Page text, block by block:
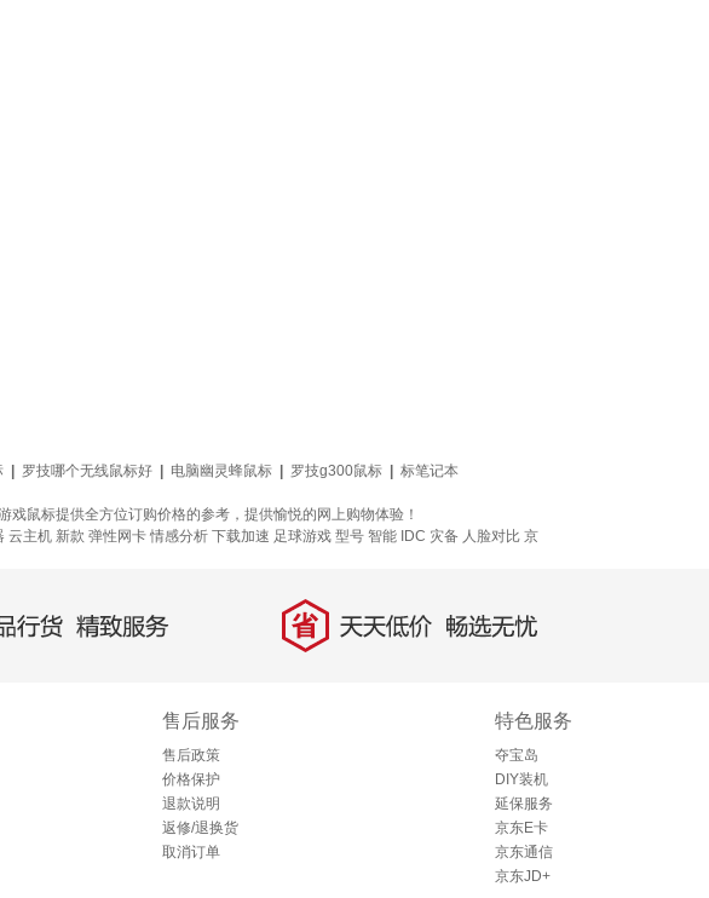
罗技哪个无线鼠标好 电脑幽灵蜂鼠标 罗技g300鼠标
标笔记本
鼠标提供全方位订购价格的参考，提供愉悦的网上购物体验！
云主机 新款 弹性网卡 情感分析 下载加速 足球游戏 型号 智能 IDC 灾备 人脸对比 京
货，精致服务 省 天天低价，畅选无忧
售后服务
售后政策
价格保护
退款说明
返修/退换货
取消订单
特色服务
夺宝岛
DIY装机
延保服务
京东E卡
京东通信
京东JD+